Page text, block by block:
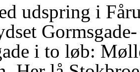
udspring i
Gormsgade-
i to løb: